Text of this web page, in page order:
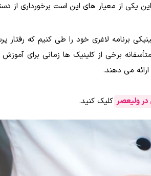
یکی از معیار های این است برخورداری از
برنامه لاغری خود را طی کنیم که
برخی از کلینیک ها زمانی برای
می دهند.
در ولیعصر کلیک کنید.